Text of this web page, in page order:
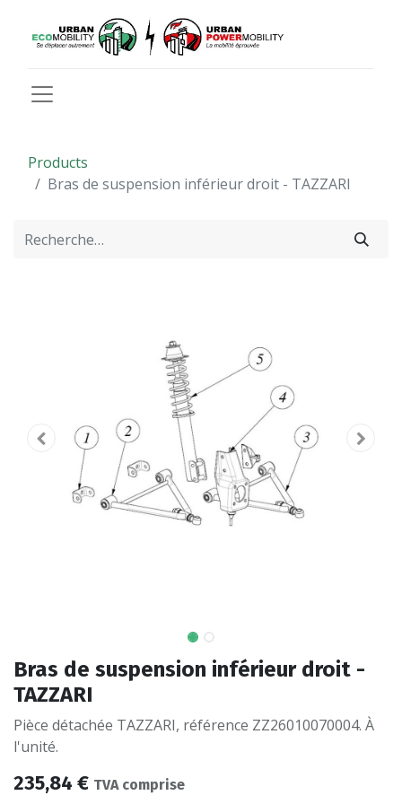
Products
Bras de suspension inférieur droit - TAZZARI
Bras de suspension inférieur droit -
TAZZARI
Pièce détachée TAZZARI, référence ZZ26010070004. À
l'unité.
235,84 € TVA comprise